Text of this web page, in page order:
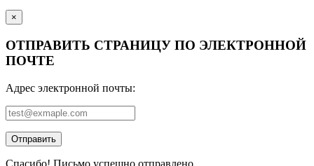
×
ОТПРАВИТЬ СТРАНИЦУ ПО ЭЛЕКТРОННОЙ
ПОЧТЕ
Адрес электронной почты:
Отправить
Спасибо! Письмо успешно отправлено.